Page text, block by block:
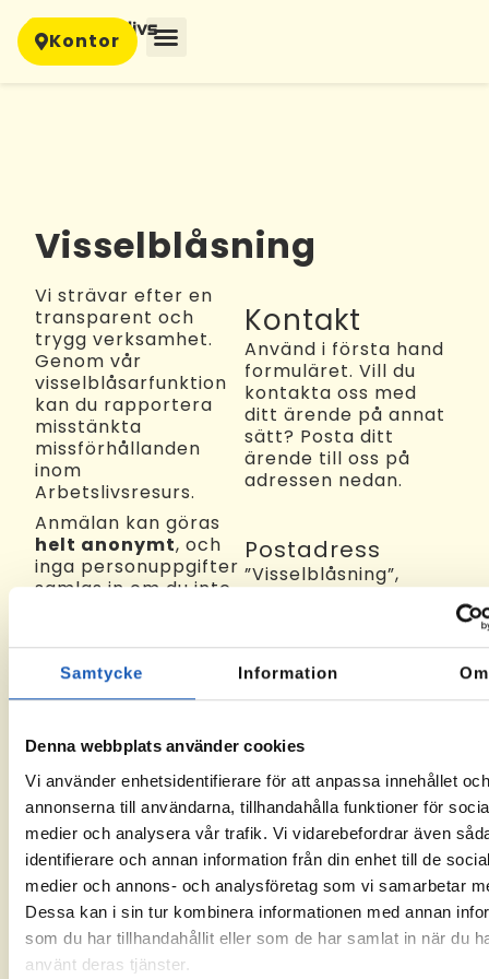
Samtycke Information Om
Denna webbplats använder cookies
Vi använder enhetsidentifierare för att anpassa innehållet och
annonserna till användarna, tillhandahålla funktioner för
medier och analysera vår trafik. Vi vidarebefordrar även
identifierare och annan information från din enhet till de
medier och annons- och analysföretag som vi samarbetar
Dessa kan i sin tur kombinera informationen med annan
som du har tillhandahållit eller som de har samlat in när du
använt deras tjänster.
Kontor
Visselblåsning
Vi strävar efter en
transparent och
trygg verksamhet.
Genom vår
visselblåsarfunktion
kan du rapportera
misstänkta
missförhållanden
inom
Arbetslivsresurs.
Anmälan kan göras
helt anonymt, och
inga personuppgifter
samlas in om du inte
hanteras
konfidentiellt och i
enlighet med
visselblåsarlagstiftning.
Till
formuläret
Kontakt
Använd i första hand
formuläret. Vill du
kontakta oss med
ditt ärende på annat
sätt? Posta ditt
ärende till oss på
adressen nedan.
Postadress
”Visselblåsning”,
20, 4tr
171 54 Solna